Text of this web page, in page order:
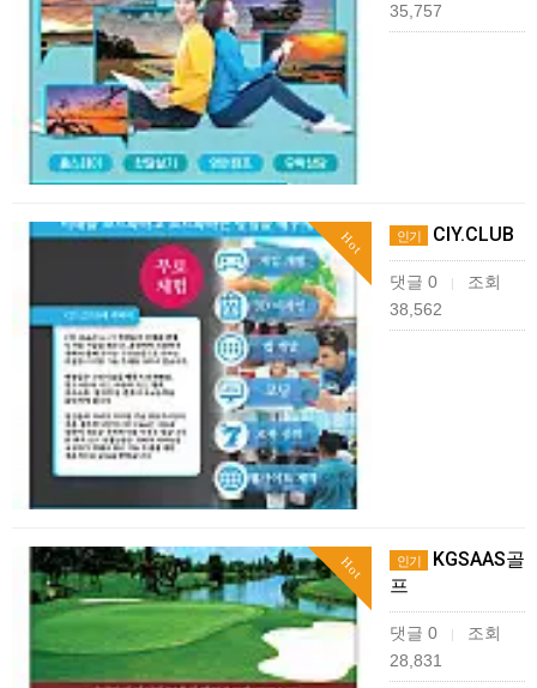
35,757
Hot 인기 CIY.CLUB
댓글 0 |
조회
38,562
Hot 인기
KGSAAS골
프
댓글 0 |
조회
28,831